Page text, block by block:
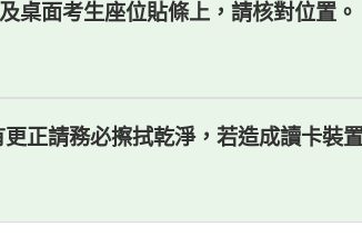
桌面考生座位貼條上，請核對位置
正請務必擦拭乾淨，若造成讀卡裝